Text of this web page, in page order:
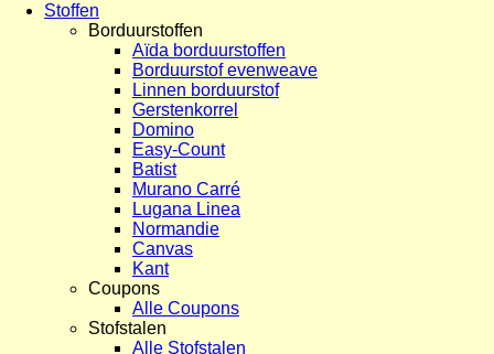
Stoffen
Borduurstoffen
Aïda borduurstoffen
Borduurstof evenweave
Linnen borduurstof
Gerstenkorrel
Domino
Easy-Count
Batist
Murano Carré
Lugana Linea
Normandie
Canvas
Kant
Coupons
Alle Coupons
Stofstalen
Alle Stofstalen